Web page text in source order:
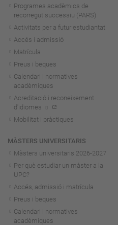
Programes acadèmics de
recorregut successiu (PARS)
Activitats per a futur estudiantat
Accés i admissió
Matrícula
Preus i beques
Calendari i normatives
acadèmiques
Acreditació i reconeixement
d'idiomes
Mobilitat i pràctiques
MÀSTERS UNIVERSITARIS
Màsters universitaris 2026-2027
Per què estudiar un màster a la
UPC?
Accés, admissió i matrícula
Preus i beques
Calendari i normatives
acadèmiques